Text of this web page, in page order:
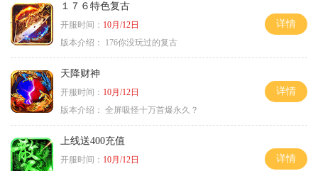
１７６特色复古
开服时间： 10月/12日
版本介绍：
176你没玩过的复古
详情
天降财神
开服时间： 10月/12日
版本介绍： 全屏吸怪十万首爆永久？
详情
上线送400充值
开服时间： 10月/12日
详情